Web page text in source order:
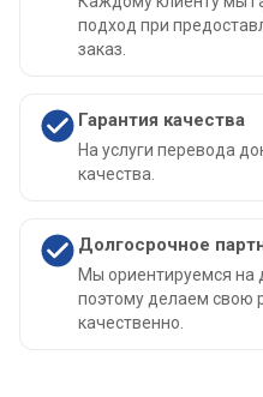
подход при
заказ.
Гарантия качества
На услуги перевода
качества.
Долгосрочное
Мы ориентируемся на
поэтому делаем свою
качественно.